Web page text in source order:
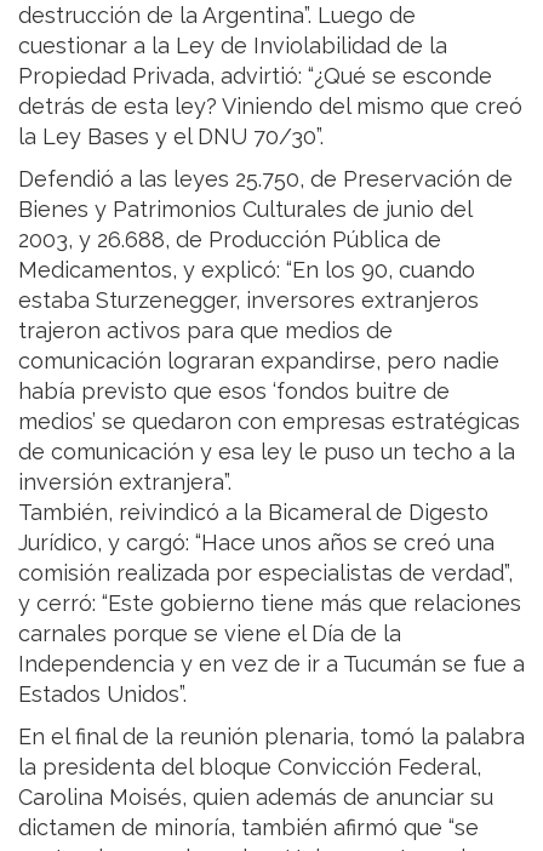
destrucción de la Argentina”. Luego de
cuestionar a la Ley de Inviolabilidad de la
Propiedad Privada, advirtió: “¿Qué se esconde
detrás de esta ley? Viniendo del mismo que creó
la Ley Bases y el DNU 70/30”.
Defendió a las leyes 25.750, de Preservación de
Bienes y Patrimonios Culturales de junio del
2003, y 26.688, de Producción Pública de
Medicamentos, y explicó: “En los 90, cuando
estaba Sturzenegger, inversores extranjeros
trajeron activos para que medios de
comunicación lograran expandirse, pero nadie
había previsto que esos ‘fondos buitre de
medios’ se quedaron con empresas estratégicas
de comunicación y esa ley le puso un techo a la
inversión extranjera”.
También, reivindicó a la Bicameral de Digesto
Jurídico, y cargó: “Hace unos años se creó una
comisión realizada por especialistas de verdad”,
y cerró: “Este gobierno tiene más que relaciones
carnales porque se viene el Día de la
Independencia y en vez de ir a Tucumán se fue a
Estados Unidos”.
En el final de la reunión plenaria, tomó la palabra
la presidenta del bloque Convicción Federal,
Carolina Moisés, quien además de anunciar su
dictamen de minoría, también afirmó que “se